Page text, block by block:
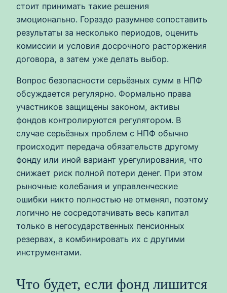
стоит принимать такие решения
эмоционально. Гораздо разумнее сопоставить
результаты за несколько периодов, оценить
комиссии и условия досрочного расторжения
договора, а затем уже делать выбор.
Вопрос безопасности серьёзных сумм в НПФ
обсуждается регулярно. Формально права
участников защищены законом, активы
фондов контролируются регулятором. В
случае серьёзных проблем с НПФ обычно
происходит передача обязательств другому
фонду или иной вариант урегулирования, что
снижает риск полной потери денег. При этом
рыночные колебания и управленческие
ошибки никто полностью не отменял, поэтому
логично не сосредотачивать весь капитал
только в негосударственных пенсионных
резервах, а комбинировать их с другими
инструментами.
Что будет, если фонд лишится